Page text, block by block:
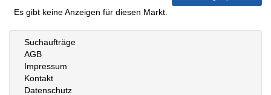
Es gibt keine Anzeigen für diesen Markt.
Suchaufträge
AGB
Impressum
Kontakt
Datenschutz